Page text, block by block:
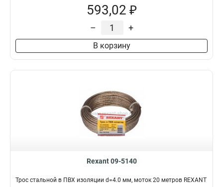
593,02 ₽
– +
В корзину
Rexant 09-5140
Трос стальной в ПВХ изоляции d=4.0 мм, моток 20 метров REXANT